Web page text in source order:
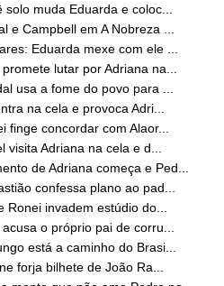
muda Eduarda e coloc...
e Campbell em A Nobreza ...
Eduarda mexe com ele ...
lutar por Adriana na...
usa a fome do povo para ...
na cela e provoca Adri...
finge concordar com Alaor...
Adriana na cela e d...
de Adriana começa e Ped...
confessa plano ao pad...
invadem estúdio do...
o próprio pai de corru...
está a caminho do Brasi...
forja bilhete de João Ra...